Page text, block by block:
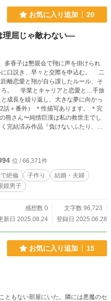
お気に入り追加 20
理屈じゃ敵わない—
多香子は懇親会で翔に声を掛けられ
口説き、早々と交際を申込む。 二
離恋愛と翔が自ら課したルール、そ
と…手放
成長を繰り返し、大きな夢に向かっ
熊さん〜純情巨漢は私の救世主でし
完結済み作品『負けないふたり、勝
の弱いとこ〜』の周くんの兄弟話で
位 / 66,371件
絶倫 子作り
結婚・夫婦
鏡男子
感想数 0
文字数 96,723
新日 2025.08.24
登録日 2025.06.28
お気に入り追加 15
ともない部屋にいた。隣には悪魔のセ